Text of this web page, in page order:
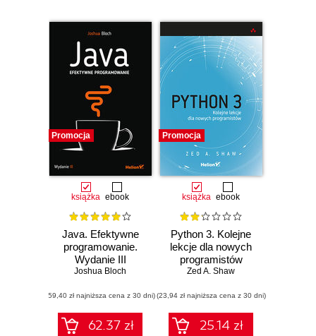
Promocja
książka ebook
Java. Efektywne
programowanie.
Wydanie III
Joshua Bloch
(59,40 zł najniższa cena z 30 dni)
62.37 zł
Promocja
książka ebook
Python 3. Kolejne
lekcje dla nowych
programistów
Zed A. Shaw
(23,94 zł najniższa cena z 30 dni)
25.14 zł